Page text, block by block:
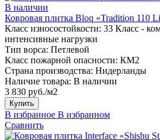
В наличии
Ковровая плитка Bloq «Tradition 110
Класс износостойкости: 33 Класс -
интенсивные нагрузки
Тип ворса: Петлевой
Класс пожарной опасности: КМ2
Страна производства: Нидерланды
Наличие товара: В наличии
3 830 руб./м2
Купить
В избранное В избранном
Сравнить